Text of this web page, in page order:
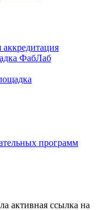
ФабЛаб
программ
активная ссылка на